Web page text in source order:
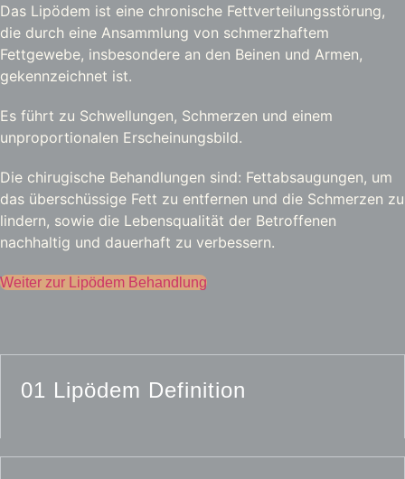
Das Lipödem ist eine chronische Fettverteilungsstörung,
die durch eine Ansammlung von schmerzhaftem
Fettgewebe, insbesondere an den Beinen und Armen,
gekennzeichnet ist.
Es führt zu Schwellungen, Schmerzen und einem
unproportionalen Erscheinungsbild.
Die chirugische Behandlungen sind: Fettabsaugungen, um
das überschüssige Fett zu entfernen und die Schmerzen zu
lindern, sowie die Lebensqualität der Betroffenen
nachhaltig und dauerhaft zu verbessern.
Weiter zur Lipödem Behandlung
01 Lipödem Definition